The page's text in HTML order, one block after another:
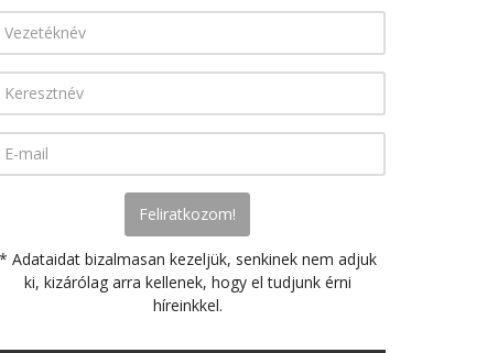
* Adataidat bizalmasan kezeljük, senkinek nem adjuk
ki, kizárólag arra kellenek, hogy el tudjunk érni
híreinkkel.